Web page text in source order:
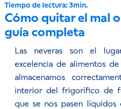
Cómo quitar el mal
guía completa
Las neveras son el
excelencia de alimentos
almacenamos
interior del frigorífico de
que se nos pasen líquidos